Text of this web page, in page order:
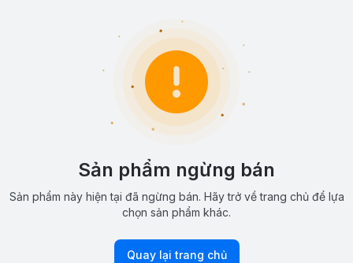
Sản phẩm ngừng bán
Sản phẩm này hiện tại đã ngừng bán. Hãy trở về trang chủ để lựa
chọn sản phẩm khác.
Quay lại trang chủ